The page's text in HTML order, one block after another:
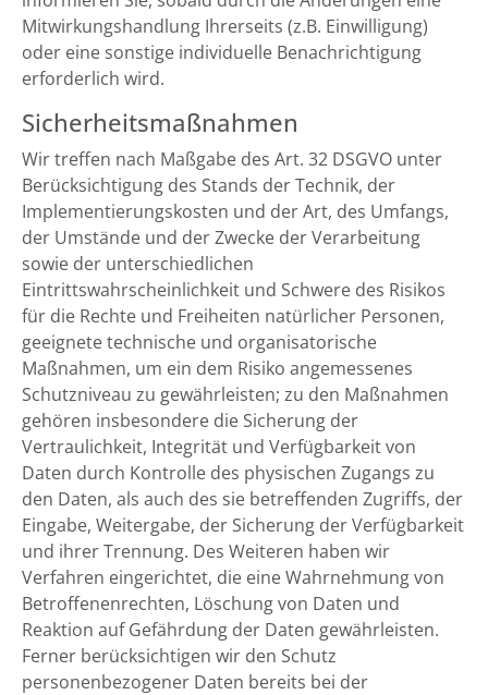
Mitwirkungshandlung Ihrerseits (z.B. Einwilligung)
oder eine sonstige individuelle Benachrichtigung
erforderlich wird.
Sicherheitsmaßnahmen
Wir treffen nach Maßgabe des Art. 32 DSGVO unter
Berücksichtigung des Stands der Technik, der
Implementierungskosten und der Art, des Umfangs,
der Umstände und der Zwecke der Verarbeitung
sowie der unterschiedlichen
Eintrittswahrscheinlichkeit und Schwere des Risikos
für die Rechte und Freiheiten natürlicher Personen,
geeignete technische und organisatorische
Maßnahmen, um ein dem Risiko angemessenes
Schutzniveau zu gewährleisten; zu den Maßnahmen
gehören insbesondere die Sicherung der
Vertraulichkeit, Integrität und Verfügbarkeit von
Daten durch Kontrolle des physischen Zugangs zu
den Daten, als auch des sie betreffenden Zugriffs, der
Eingabe, Weitergabe, der Sicherung der Verfügbarkeit
und ihrer Trennung. Des Weiteren haben wir
Verfahren eingerichtet, die eine Wahrnehmung von
Betroffenenrechten, Löschung von Daten und
Reaktion auf Gefährdung der Daten gewährleisten.
Ferner berücksichtigen wir den Schutz
personenbezogener Daten bereits bei der